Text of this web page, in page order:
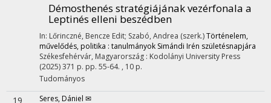
Démosthenés stratégiájának vezérfonala a
Leptinés elleni beszédben
In: Lőrinczné, Bencze Edit; Szabó, Andrea (szerk.)Történelem,
művelődés, politika : tanulmányok Simándi Irén születésnapjára
Székesfehérvár, Magyarország : Kodolányi University Press
(2025)371 p. pp. 55-64. , 10 p.
Tudományos
19 Seres, Dániel ✉